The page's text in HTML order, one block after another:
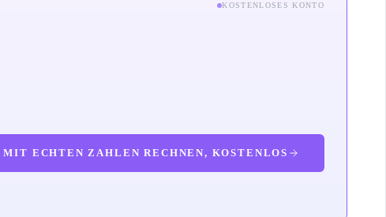
KOSTENLOSES KONTO
MIT ECHTEN ZAHLEN RECHNEN, KOSTENLOS